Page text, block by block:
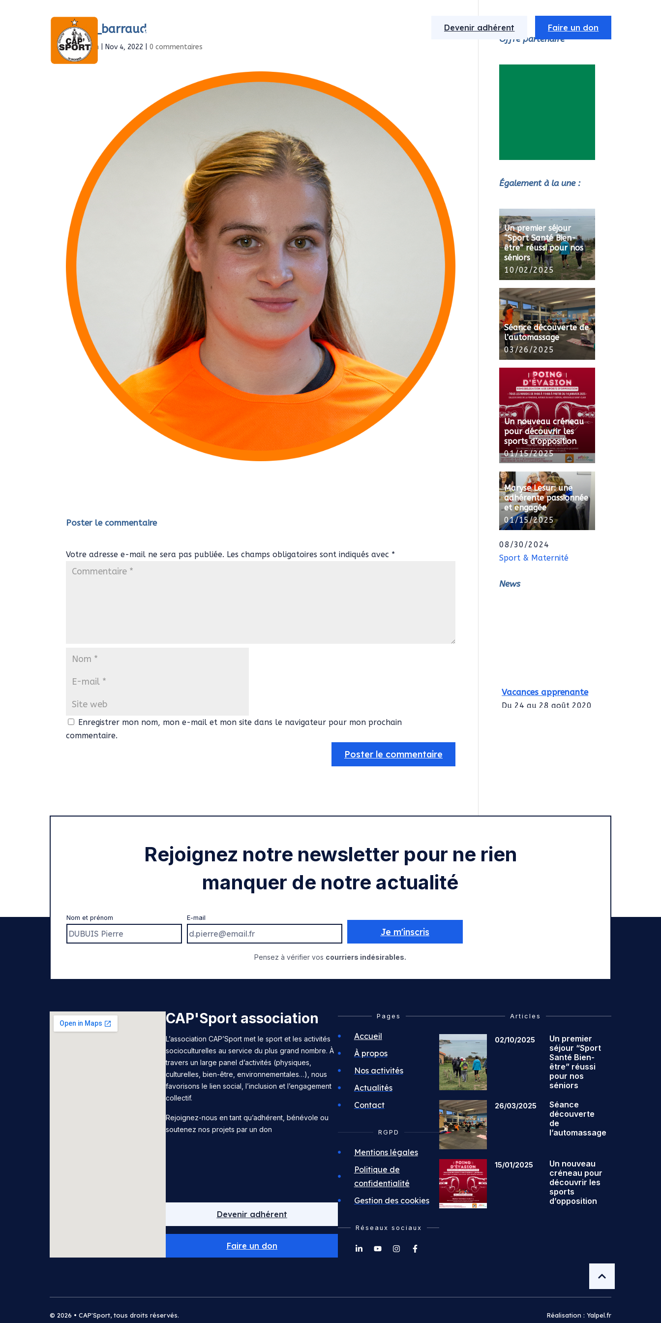
Accueil Devenir adhérent Faire un don
aude_barraud
parAdmin Nov 4, 2022 |0 commentaires
Poster le commentaire
Votre adresse e-mail ne sera pas publiée. Les champs obligatoires sont indiqués avec *
Enregistrer mon nom, mon e-mail et mon site dans le navigateur pour mon prochain
commentaire.
Offre partenaire
Également à la une :
Un premier séjour
“Sport Santé Bien-
être” réussi pour nos
séniors
10/02/2025
Séance découverte de
l’automassage
03/26/2025
Un nouveau créneau
pour découvrir les
sports d’opposition
01/15/2025
Maryse Lesur: une
adhérente passionnée
et engagée
01/15/2025
08/30/2024
Sport & Maternité
News
Vacances apprenante
Du 24 au 28 août 2020
Rejoignez notre newsletter pour ne rien
manquer de notre actualité
Nom et prénom E-mail
Je m'inscris
Pensez à vérifier vos courriers indésirables.
CAP'Sport association
L’association CAP’Sport met le sport et les activités
socioculturelles au service du plus grand nombre. À
travers un large panel d’activités (physiques,
culturelles, bien-être, environnementales…), nous
favorisons le lien social, l’inclusion et l’engagement
collectif.
Rejoignez-nous en tant qu’adhérent, bénévole ou
soutenez nos projets par un don
Devenir adhérent
Faire un don
Pages
Accueil
À propos
Nos activités
Actualités
Contact
RGPD
Mentions légales
Politique de
confidentialité
Gestion des cookies
Réseaux sociaux
Articles
02/10/2025
Un premier
séjour “Sport
Santé Bien-
être” réussi
pour nos
séniors
26/03/2025
Séance
découverte
de
l’automassage
15/01/2025
Un nouveau
créneau pour
découvrir les
sports
d’opposition
© 2026 • CAP'Sport, tous droits réservés. Réalisation : Yalpel.fr